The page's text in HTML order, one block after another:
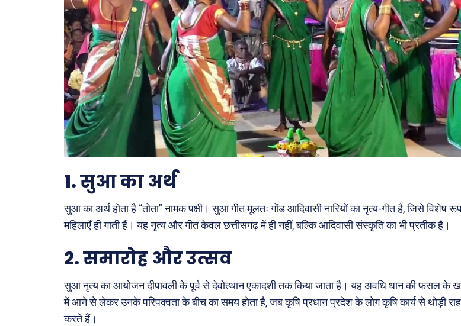
Type here...
छत्तीसगढ़
राजनीति
अपराध
वो ख़्वाबों
शायरी
संस्मरण
1.सुआ का अर्थ
सुआ का अर्थ होता है “तोता” नामक पक्षी। सुआ गीत मूलतः गोंड आदिवासी नारियों का नृत्य-गीत है, जिसे विशेष
महिलाएँ ही गाती हैं। यह नृत्य और गीत केवल छत्तीसगढ़ में ही नहीं, बल्कि आदिवासी संस्कृति का भी प्रतीक है।
2.समारोह और उत्सव
सुआ नृत्य का आयोजन दीपावली के पूर्व से देवोत्थान एकादशी तक किया जाता है। यह अवधि धान की फसल के
में आने से लेकर उनके परिपक्वता के बीच का समय होता है, जब कृषि प्रधान प्रदेश के लोग कृषि कार्य से थोड़ी
करते हैं।